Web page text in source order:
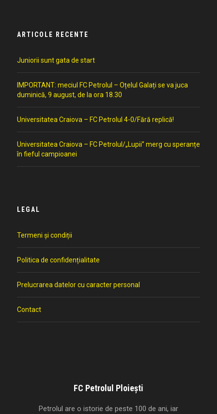
ARTICOLE RECENTE
Juniorii sunt gata de start
IMPORTANT: meciul FC Petrolul – Oțelul Galați se va juca
duminică, 9 august, de la ora 18.30
Universitatea Craiova – FC Petrolul 4-0/Fără replică!
Universitatea Craiova – FC Petrolul/„Lupii” merg cu speranțe
în fieful campioanei
LEGAL
Termeni și condiții
Politica de confidențialitate
Prelucrarea datelor cu caracter personal
Contact
FC Petrolul Ploiești
Petrolul are o istorie de peste 100 de ani, iar